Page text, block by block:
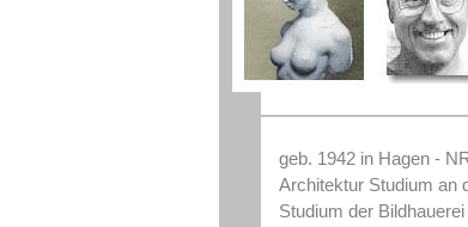
geb. 1942 in Hagen -
Architektur Studium an
Studium der